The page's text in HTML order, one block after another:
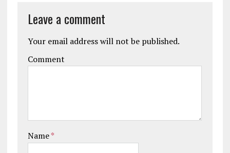
Leave a comment
Your email address will not be published.
Comment
Name*